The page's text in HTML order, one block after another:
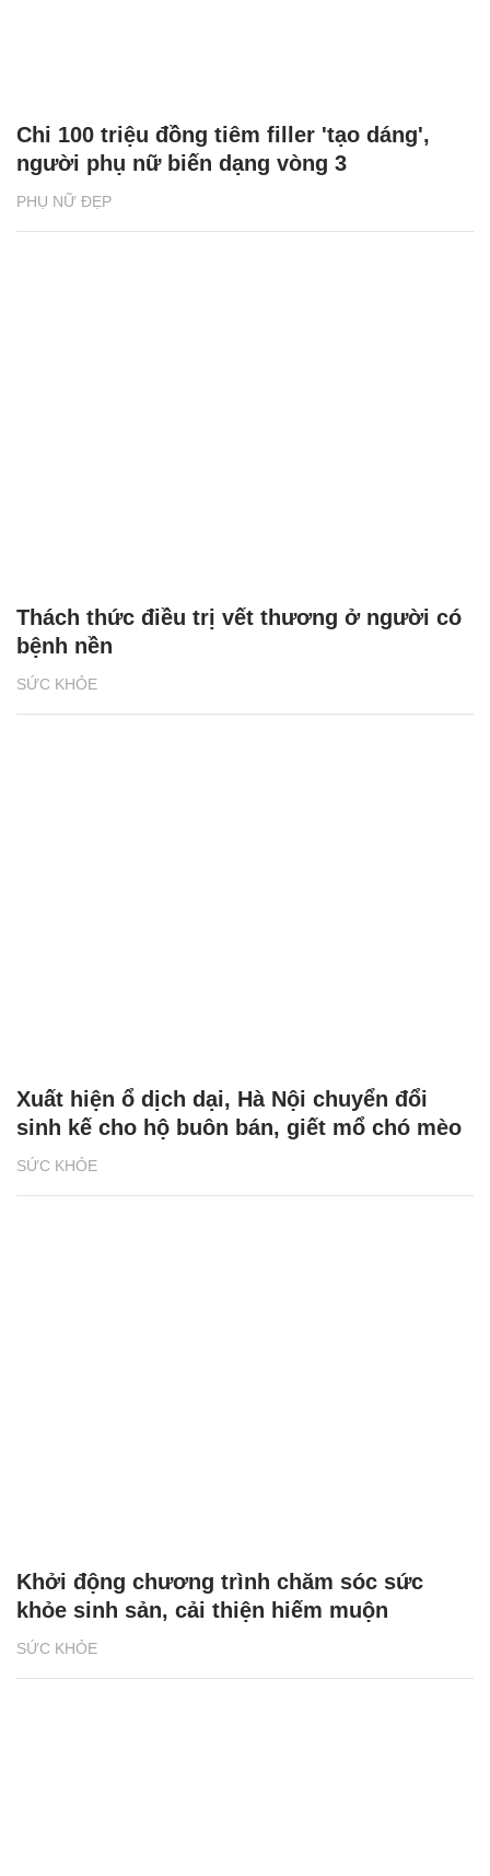
PHỤ NỮ ĐẸP
Chi 100 triệu đồng tiêm filler 'tạo dáng',
người phụ nữ biến dạng vòng 3
SỨC KHỎE
Thách thức điều trị vết thương ở người có
bệnh nền
SỨC KHỎE
Xuất hiện ổ dịch dại, Hà Nội chuyển đổi
sinh kế cho hộ buôn bán, giết mổ chó mèo
SỨC KHỎE
Khởi động chương trình chăm sóc sức
khỏe sinh sản, cải thiện hiếm muộn